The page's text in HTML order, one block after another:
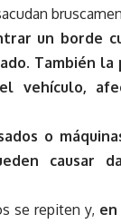
un borde
También la
vehículo,
o
causar
se repiten y,